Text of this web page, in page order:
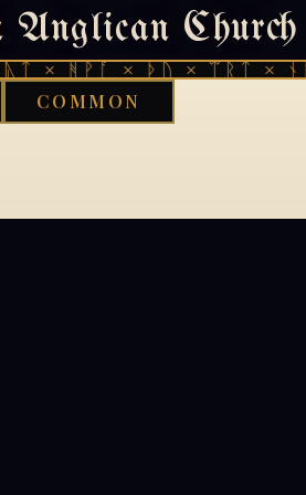
Anglican Church
ᚻᚹᚪ × ᚦᚢ × ᛠᚱᛏ ×
COMMON
404